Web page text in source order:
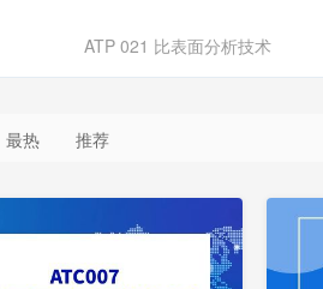
ATP 021 比表面分析技术
最热 推荐